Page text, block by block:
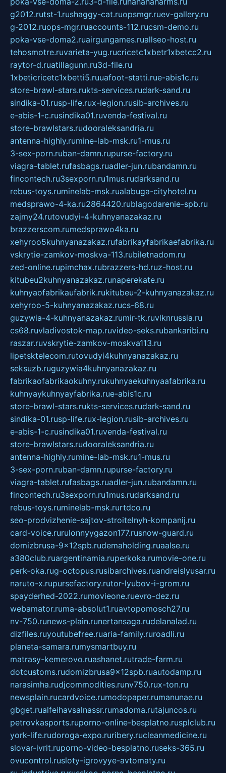
g2012.rutst-1.rushaggy-cat.ruopsmgr.ruev-gallery.ru
g-2012.ruops-mgr.ruaccounts-112.rucsm-demo.ru
poka-vse-doma2.ruairgungames.ruallseo-host.ru
tehosmotre.ruvarieta-yug.rucricetc1xbetr1xbetcc2.ru
raytor-d.ruatillagunn.ru3d-file.ru
1xbeticricetc1xbetti5.ruuafoot-statti.rue-abis1c.ru
store-brawl-stars.rukts-services.rudark-sand.ru
sindika-01.rusp-life.rux-legion.rusib-archives.ru
e-abis-1-c.rusindika01.ruvenda-festival.ru
store-brawlstars.rudooraleksandria.ru
antenna-highly.rumine-lab-msk.ru1-mus.ru
3-sex-porn.ruban-damn.rupurse-factory.ru
viagra-tablet.rufasbags.ruadler-jun.rubandamn.ru
fincontech.ru3sexporn.ru1mus.rudarksand.ru
rebus-toys.ruminelab-msk.rualabuga-cityhotel.ru
medsprawo-4-ka.ru2864420.rublagodarenie-spb.ru
zajmy24.rutovudyi-4-kuhnyanazakaz.ru
brazzerscom.rumedsprawo4ka.ru
xehyroo5kuhnyanazakaz.rufabrikayfabrikaefabrika.ru
vskrytie-zamkov-moskva-113.rubiletnadom.ru
zed-online.rupimchax.rubrazzers-hd.ruz-host.ru
kitubeu2kuhnyanazakaz.runaperekate.ru
kuhnyaofabrikaufabrik.rukitubeu-2-kuhnyanazakaz.ru
xehyroo-5-kuhnyanazakaz.rucs-68.ru
guzywia-4-kuhnyanazakaz.rumir-tk.ruvlknrussia.ru
cs68.ruvladivostok-map.ruvideo-seks.rubankaribi.ru
raszar.ruvskrytie-zamkov-moskva113.ru
lipetsktelecom.rutovudyi4kuhnyanazakaz.ru
seksuzb.ruguzywia4kuhnyanazakaz.ru
fabrikaofabrikaokuhny.rukuhnyaekuhnyaafabrika.ru
kuhnyaykuhnyayfabrika.rue-abis1c.ru
store-brawl-stars.rukts-services.rudark-sand.ru
sindika-01.rusp-life.rux-legion.rusib-archives.ru
e-abis-1-c.rusindika01.ruvenda-festival.ru
store-brawlstars.rudooraleksandria.ru
antenna-highly.rumine-lab-msk.ru1-mus.ru
3-sex-porn.ruban-damn.rupurse-factory.ru
viagra-tablet.rufasbags.ruadler-jun.rubandamn.ru
fincontech.ru3sexporn.ru1mus.rudarksand.ru
rebus-toys.ruminelab-msk.rurtdco.ru
seo-prodvizhenie-sajtov-stroitelnyh-kompanij.ru
card-voice.rurulonnyygazon177.rusnow-guard.ru
domizbrusa-9x12spb.rudemaholding.ruaalse.ru
a380club.ruargentinamia.ruperkoka.rumovie-one.ru
perk-oka.rug-octopus.rusibarchives.ruandreislyusar.ru
naruto-x.rupursefactory.rutor-lyubov-i-grom.ru
spayderhed-2022.rumovieone.ruevro-dez.ru
webamator.ruma-absolut1.ruavtopomosch27.ru
nv-750.runews-plain.runertansaga.rudelanalad.ru
dizfiles.ruyoutubefree.ruaria-family.ruroadli.ru
planeta-samara.rumysmartbuy.ru
matrasy-kemerovo.ruashanet.rutrade-farm.ru
dotcustoms.rudomizbrusa9x12spb.ruautodamp.ru
narasimha.rudjcommodities.runv750.rux-ton.ru
newsplain.rucardvoice.rumodopaper.rumanunae.ru
gbget.rualfeihavsalnassr.rumadoma.rutajuncos.ru
petrovkasports.ruporno-online-besplatno.rusplclub.ru
york-life.rudoroga-expo.ruribery.rucleanmedicine.ru
slovar-ivrit.ruporno-video-besplatno.ruseks-365.ru
ovucontrol.rusloty-igrovyye-avtomaty.ru